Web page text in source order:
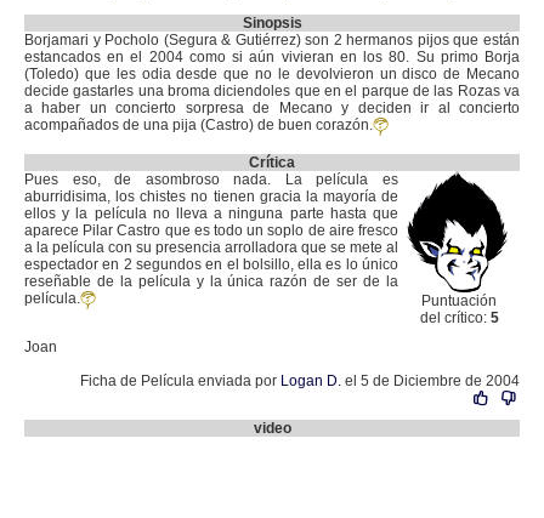
Sinopsis
Borjamari y Pocholo (Segura & Gutiérrez) son 2 hermanos pijos que están
estancados en el 2004 como si aún vivieran en los 80. Su primo Borja
(Toledo) que les odia desde que no le devolvieron un disco de Mecano
decide gastarles una broma diciendoles que en el parque de las Rozas va
a haber un concierto sorpresa de Mecano y deciden ir al concierto
acompañados de una pija (Castro) de buen corazón.
Crítica
Puntuación
del crítico: 5
Pues eso, de asombroso nada. La película es
aburridisima, los chistes no tienen gracia la mayoría de
ellos y la película no lleva a ninguna parte hasta que
aparece Pilar Castro que es todo un soplo de aire fresco
a la película con su presencia arrolladora que se mete al
espectador en 2 segundos en el bolsillo, ella es lo único
reseñable de la película y la única razón de ser de la
película.
Joan
Ficha de Película enviada por Logan D. el 5 de Diciembre de 2004
video